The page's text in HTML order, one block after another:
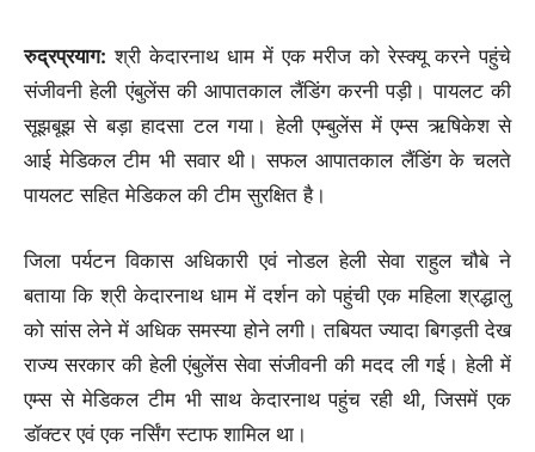
रुद्रप्रयाग: श्री केदारनाथ धाम में एक मरीज को रेस्क्यू करने पहुंचे
संजीवनी हेली एंबुलेंस की आपातकाल लैंडिंग करनी पड़ी। पायलट की
सूझबूझ से बड़ा हादसा टल गया। हेली एम्बुलेंस में एम्स ऋषिकेश से
आई मेडिकल टीम भी सवार थी। सफल आपातकाल लैंडिंग के चलते
पायलट सहित मेडिकल की टीम सुरक्षित है।
जिला पर्यटन विकास अधिकारी एवं नोडल हेली सेवा राहुल चौबे ने
बताया कि श्री केदारनाथ धाम में दर्शन को पहुंची एक महिला श्रद्धालु
को सांस लेने में अधिक समस्या होने लगी। तबियत ज्यादा बिगड़ती देख
राज्य सरकार की हेली एंबुलेंस सेवा संजीवनी की मदद ली गई। हेली में
एम्स से मेडिकल टीम भी साथ केदारनाथ पहुंच रही थी, जिसमें एक
डॉक्टर एवं एक नर्सिंग स्टाफ शामिल था।